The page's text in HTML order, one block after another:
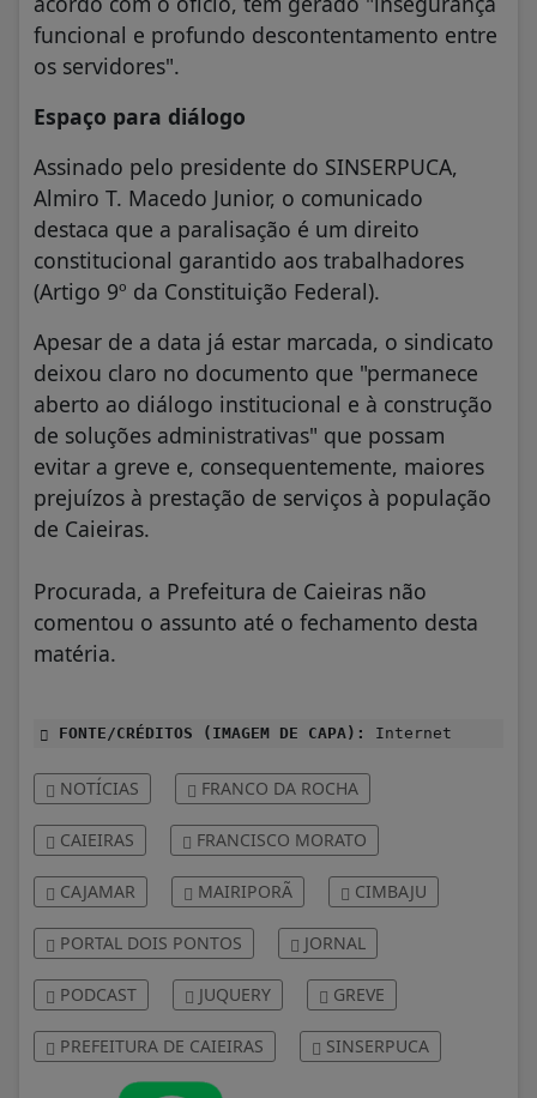
funcional e profundo descontentamento entre
os servidores".
Espaço para diálogo
Assinado pelo presidente do SINSERPUCA,
Almiro T. Macedo Junior, o comunicado
destaca que a paralisação é um direito
constitucional garantido aos trabalhadores
(Artigo 9º da Constituição Federal).
Apesar de a data já estar marcada, o sindicato
deixou claro no documento que "permanece
aberto ao diálogo institucional e à construção
de soluções administrativas" que possam
evitar a greve e, consequentemente, maiores
prejuízos à prestação de serviços à população
de Caieiras.
Procurada, a Prefeitura de Caieiras não
comentou o assunto até o fechamento desta
matéria.
FONTE/CRÉDITOS (IMAGEM DE CAPA): Internet
NOTÍCIAS FRANCO DA ROCHA
CAIEIRAS FRANCISCO MORATO
CAJAMAR MAIRIPORÃ CIMBAJU
PORTAL DOIS PONTOS JORNAL
PODCAST JUQUERY GREVE
PREFEITURA DE CAIEIRAS SINSERPUCA